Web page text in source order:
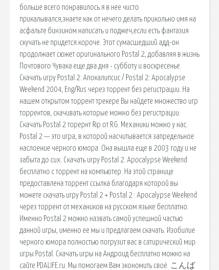
больше всего понравилось.я в нее чисто
прикалывался,знаете как от нечего делать прикольно имя на
асфальте бинзином написать и поджеч,если есть фантазия
скучать не придется.короче. Этот сумасшедший адд-он
продолжает сюжет оригинального Postal 2, добавляя в жизнь
Почтового Чувака еще два дня - субботу и воскресенье.
Скачать игру Postal 2: Апокалипсис / Postal 2: Apocalypse
Weekend 2004, Eng/Rus через торрент без регистрации. На
нашем открытом торрент трекере Вы найдете множество игр
торрентов, скачивать которые можно без регистрации.
Скачать Postal 2 торернт Rip от R.G. Механики можно у нас.
Postal 2 — это игра, в которой насчитывается запредельное
наслоение черного юмора. Она вышла еще в 2003 году и не
забыта до сих. Скачать игру Postal 2: Apocalypse Weekend
бесплатно c торрент на компьютер. На этой странице
предоставлена торрент ссылка благодаря которой вы
можете скачать игру Postal 2 + Postal 2 : Apocalypse Weekend
через торрент от механиков на русском языке бесплатно.
Именно Postal 2 можно назвать самой успешной частью
данной игры, именно ее мы и предлагаем скачать. Изобилие
черного юмора полностью погрузит вас в сатирический мир
игры Postal. Скачать игры на Андроид бесплатно можно на
сайте PDALIFE.ru. Мы помогаем Вам экономить своё. こんば